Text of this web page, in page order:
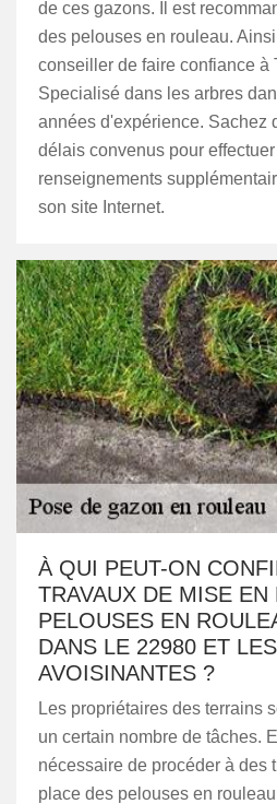
de ces gazons. Il est
des pelouses en rouleau.
conseiller de faire confiance à
Specialisé dans les arbres
années d'expérience. Sachez
délais convenus pour
renseignements
son site Internet.
À QUI PEUT-ON
TRAVAUX DE MISE EN
PELOUSES EN
DANS LE 22980 ET
AVOISINANTES ?
Les propriétaires des terrains
un certain nombre de tâches.
nécessaire de procéder à des
place des pelouses en